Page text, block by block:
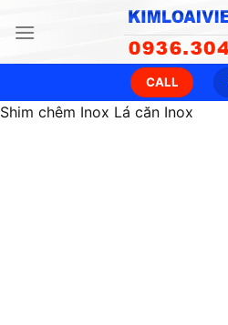
CALL
Shim chêm Inox Lá căn Inox